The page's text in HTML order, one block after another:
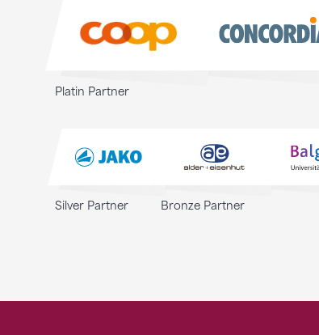
Platin Partner
Silver Partner Bronze Partner